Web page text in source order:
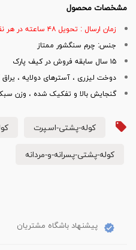
مشخصات محصول
زمان ارسال : تحویل ۴۸ ساعته در هر نقطه از کشور(ارسال رایگان)
جنس: چرم سنگشور ممتاز
۱۵ سال سابقه فروش در کیف پارک
دوخت لیزری ، آسترهای دولایه ، یراق
گنجایش بالا و تفکیک شده ، وزن
کوله-پشتی-اسپرت
کوله-پشتی-پسرانه-و-مردانه
پیشنهاد باشگاه مشتریان